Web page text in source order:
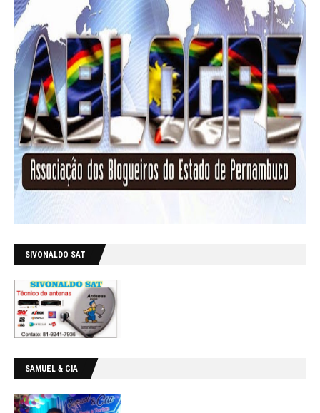
SIVONALDO SAT
SAMUEL & CIA